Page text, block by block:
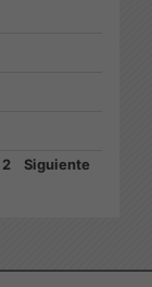
2 Siguiente